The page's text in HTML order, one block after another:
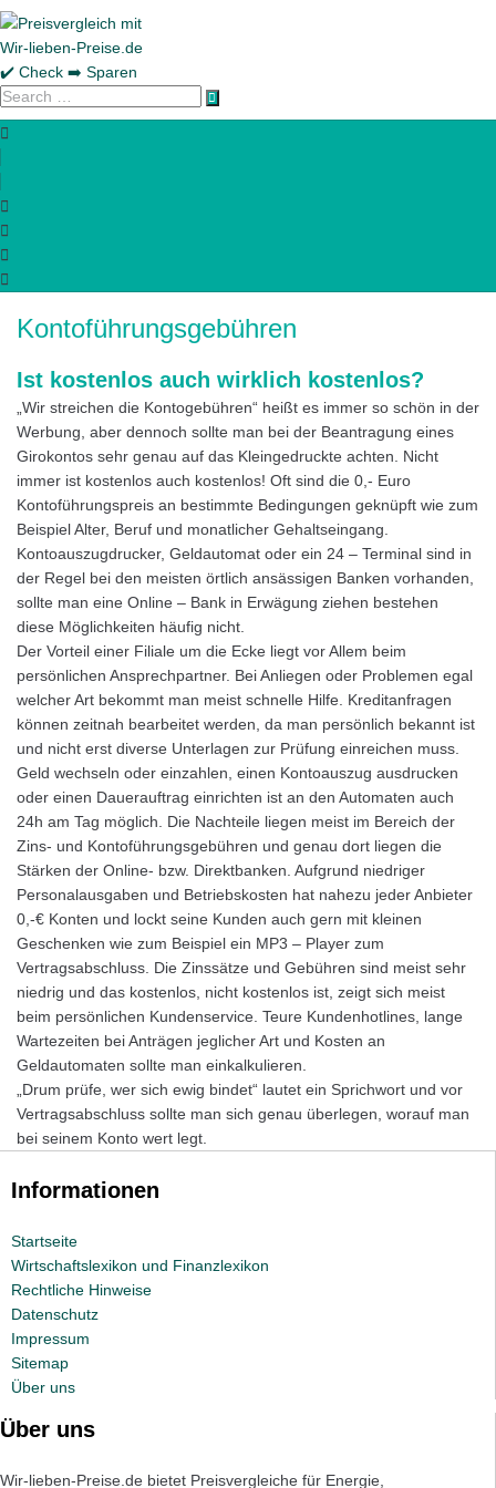
Skip
Search
…
Kontoführungsgebühren
Ist kostenlos auch wirklich kostenlos?
„Wir streichen die Kontogebühren“ heißt es immer so schön in der
Werbung, aber dennoch sollte man bei der Beantragung eines
Girokontos sehr genau auf das Kleingedruckte achten. Nicht
immer ist kostenlos auch kostenlos! Oft sind die 0,- Euro
Kontoführungspreis an bestimmte Bedingungen geknüpft wie zum
Beispiel Alter, Beruf und monatlicher Gehaltseingang.
Kontoauszugdrucker, Geldautomat oder ein 24 – Terminal sind in
der Regel bei den meisten örtlich ansässigen Banken vorhanden,
sollte man eine Online – Bank in Erwägung ziehen bestehen
diese Möglichkeiten häufig nicht.
Der Vorteil einer Filiale um die Ecke liegt vor Allem beim
persönlichen Ansprechpartner. Bei Anliegen oder Problemen egal
welcher Art bekommt man meist schnelle Hilfe. Kreditanfragen
können zeitnah bearbeitet werden, da man persönlich bekannt ist
und nicht erst diverse Unterlagen zur Prüfung einreichen muss.
Geld wechseln oder einzahlen, einen Kontoauszug ausdrucken
oder einen Dauerauftrag einrichten ist an den Automaten auch
24h am Tag möglich. Die Nachteile liegen meist im Bereich der
Zins- und Kontoführungsgebühren und genau dort liegen die
Stärken der Online- bzw. Direktbanken. Aufgrund niedriger
Personalausgaben und Betriebskosten hat nahezu jeder Anbieter
0,-€ Konten und lockt seine Kunden auch gern mit kleinen
Geschenken wie zum Beispiel ein MP3 – Player zum
Vertragsabschluss. Die Zinssätze und Gebühren sind meist sehr
niedrig und das kostenlos, nicht kostenlos ist, zeigt sich meist
beim persönlichen Kundenservice. Teure Kundenhotlines, lange
Wartezeiten bei Anträgen jeglicher Art und Kosten an
Geldautomaten sollte man einkalkulieren.
„Drum prüfe, wer sich ewig bindet“ lautet ein Sprichwort und vor
Vertragsabschluss sollte man sich genau überlegen, worauf man
bei seinem Konto wert legt.
Informationen
Startseite
Wirtschaftslexikon und Finanzlexikon
Rechtliche Hinweise
Datenschutz
Impressum
Sitemap
Über uns
Über uns
Wir-lieben-Preise.de bietet Preisvergleiche für Energie,